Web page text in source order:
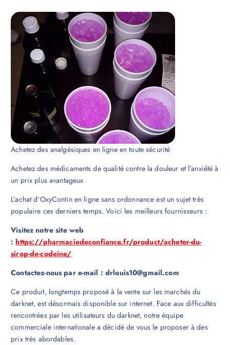
Achetez des analgésiques en ligne en toute sécurité
Achetez des médicaments de qualité contre la douleur et l’anxiété à
un prix plus avantageux
L’achat d’OxyContin en ligne sans ordonnance est un sujet très
populaire ces derniers temps. Voici les meilleurs fournisseurs :
Visitez notre site web
:https://pharmaciedeconfiance.fr/product/acheter-du-
sirop-de-codeine/
Contactez-nous par e-mail : drlouis10@gmail.com
Ce produit, longtemps proposé à la vente sur les marchés du
darknet, est désormais disponible sur internet. Face aux difficultés
rencontrées par les utilisateurs du darknet, notre équipe
commerciale internationale a décidé de vous le proposer à des
prix très abordables.